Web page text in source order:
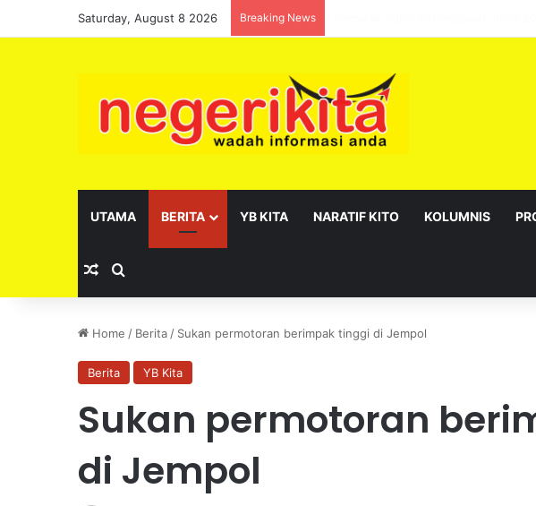
Saturday, August 8 2026 Breaking News
UTAMA BERITA YB KITA NARATIF KITO KOLUMNIS
Random Article
Home / Berita / Sukan permotoran berimpak tinggi di Jempol
Berita YB Kita
Sukan permotoran
di Jempol